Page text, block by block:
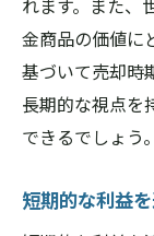
れます。また、
金商品の価値に
基づいて売却時
長期的な視点を
できるでしょう。
短期的な利益